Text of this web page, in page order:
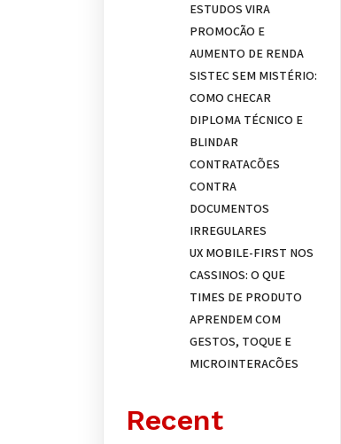
ESTUDOS VIRA
PROMOÇÃO E
AUMENTO DE RENDA
SISTEC SEM MISTÉRIO:
COMO CHECAR
DIPLOMA TÉCNICO E
BLINDAR
CONTRATAÇÕES
CONTRA
DOCUMENTOS
IRREGULARES
UX MOBILE-FIRST NOS
CASSINOS: O QUE
TIMES DE PRODUTO
APRENDEM COM
GESTOS, TOQUE E
MICROINTERAÇÕES
Recent